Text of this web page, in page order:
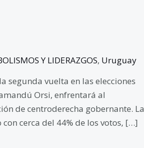
Y LIDERAZGOS, Uruguay
segunda vuelta en las elecciones
Orsi, enfrentará al
de centroderecha gobernante. La
cerca del 44% de los votos, […]